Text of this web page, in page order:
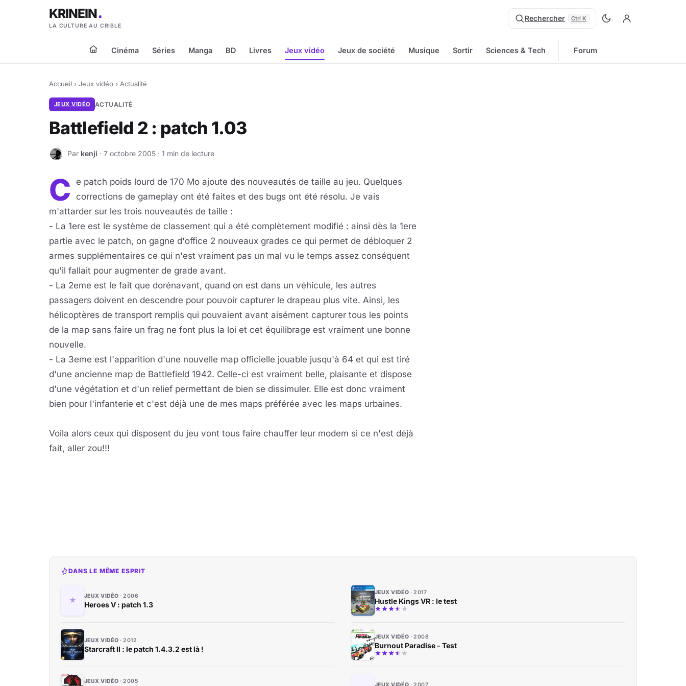
KRINEIN
LA CULTURE AU CRIBLE
Rechercher Ctrl K
Cinéma Séries Manga BD Livres Jeux vidéo Jeux de société Musique Sortir Sciences & Tech Forum
Accueil › Jeux vidéo › Actualité
JEUX VIDÉO ACTUALITÉ
Battlefield 2 : patch 1.03
K Par kenji · 7 octobre 2005 · 1 min de lecture
C
e patch poids lourd de 170 Mo ajoute des nouveautés de taille au jeu. Quelques
corrections de gameplay ont été faites et des bugs ont été résolu. Je vais
m'attarder sur les trois nouveautés de taille :
- La 1ere est le système de classement qui a été complètement modifié : ainsi dès la 1ere
partie avec le patch, on gagne d'office 2 nouveaux grades ce qui permet de débloquer 2
armes supplémentaires ce qui n'est vraiment pas un mal vu le temps assez conséquent
qu'il fallait pour augmenter de grade avant.
- La 2eme est le fait que dorénavant, quand on est dans un véhicule, les autres
passagers doivent en descendre pour pouvoir capturer le drapeau plus vite. Ainsi, les
hélicoptères de transport remplis qui pouvaient avant aisément capturer tous les points
de la map sans faire un frag ne font plus la loi et cet équilibrage est vraiment une bonne
nouvelle.
- La 3eme est l'apparition d'une nouvelle map officielle jouable jusqu'à 64 et qui est tiré
d'une ancienne map de Battlefield 1942. Celle-ci est vraiment belle, plaisante et dispose
d'une végétation et d'un relief permettant de bien se dissimuler. Elle est donc vraiment
bien pour l'infanterie et c'est déjà une de mes maps préférée avec les maps urbaines.
Voila alors ceux qui disposent du jeu vont tous faire chauffer leur modem si ce n'est déjà
fait, aller zou!!!
DANS LE MÊME ESPRIT
JEUX VIDÉO 2006
Heroes V : patch 1.3
JEUX VIDÉO 2017
Hustle Kings VR : le test
JEUX VIDÉO 2012
Starcraft II : le patch 1.4.3.2 est là !
JEUX VIDÉO 2008
Burnout Paradise - Test
JEUX VIDÉO 2005 JEUX VIDÉO 2007